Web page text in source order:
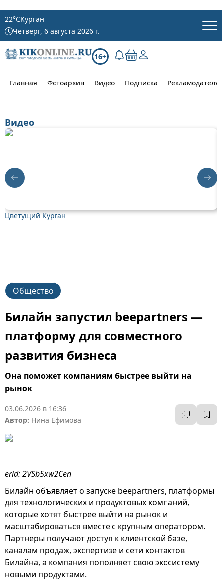
22°CКурган
Четверг, 6 августа 2026 г.
16+
Главная Фотоархив Видео Подписка
Видео
Цветущий Курган
Общество
Билайн запустил beepartners —
платформу для совместного
развития бизнеса
Она поможет компаниям быстрее выйти на
рынок
03.06.2026 в 16:36
Автор: Нина Ефимова
erid: 2VSb5xw2Cen
Билайн объявляет о запуске beepartners, платформы
для технологических и продуктовых компаний,
которые хотят быстрее выйти на рынок и
масштабироваться вместе с крупным оператором.
Партнеры получают доступ к клиентской базе,
каналам продаж, экспертизе и сети контактов
Билайна, а компания пополняет свою экосистему
новыми продуктами.